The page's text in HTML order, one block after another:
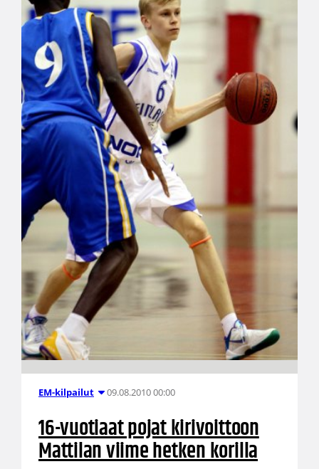
EM-kilpailut 09.08.2010 00:00
16-vuotiaat pojat kirivoittoon
Mattilan viime hetken korilla